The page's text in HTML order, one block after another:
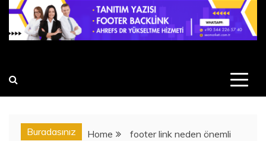
Buradasınız Home footer link neden önemli